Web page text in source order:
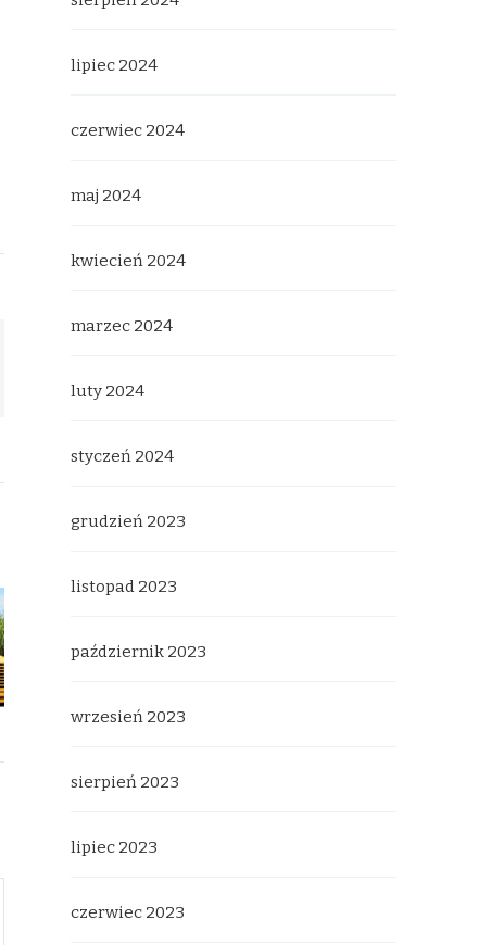
lipiec 2024
czerwiec 2024
maj 2024
kwiecień 2024
marzec 2024
luty 2024
styczeń 2024
grudzień 2023
listopad 2023
październik 2023
wrzesień 2023
sierpień 2023
lipiec 2023
czerwiec 2023